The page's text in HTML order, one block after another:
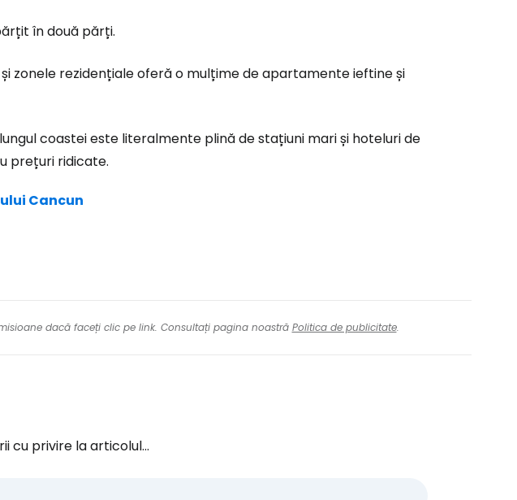
în două părți.
zonele rezidențiale oferă o mulțime de apartamente ieftine și
coastei este literalmente plină de stațiuni mari și hoteluri de
prețuri ridicate.
Cancun
dacă faceți clic pe link. Consultați pagina noastră Politica de publicitate.
cu privire la articolul...